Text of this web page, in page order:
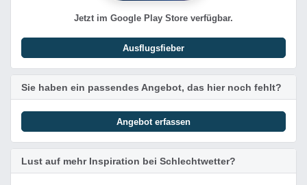
Jetzt im Google Play Store verfügbar.
Ausflugsfieber
Sie haben ein passendes Angebot, das hier noch fehlt?
Angebot erfassen
Lust auf mehr Inspiration bei Schlechtwetter?